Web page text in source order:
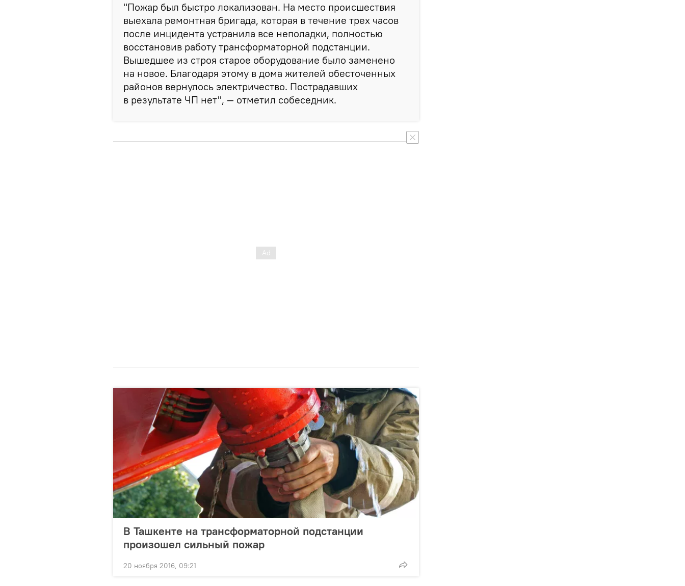
"Пожар был быстро локализован. На место происшествия
выехала ремонтная бригада, которая в течение трех часов
после инцидента устранила все неполадки, полностью
восстановив работу трансформаторной подстанции.
Вышедшее из строя старое оборудование было заменено
на новое. Благодаря этому в дома жителей обесточенных
районов вернулось электричество. Пострадавших
в результате ЧП нет", — отметил собеседник.
В Ташкенте на трансформаторной подстанции
произошел сильный пожар
20 ноября 2016, 09:21